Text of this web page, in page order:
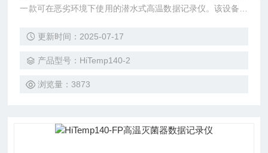
一款可在恶劣环境下使用的潜水式高温数据记录仪。该设备用
更新时间：2025-07-17
产品型号：HiTemp140-2
浏览量：3873